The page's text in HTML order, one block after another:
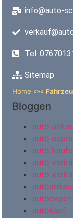
info@auto-
Tel:
Sitemap
Home »»»
Bloggen
auto
auto
auto
auto
auto
autokauf